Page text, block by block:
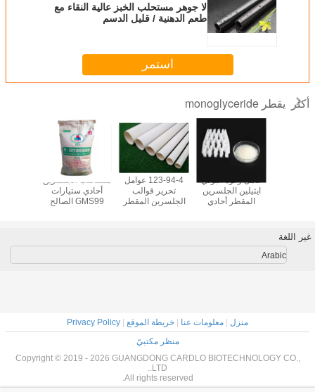
لا جوهر مستحلب الخبز عالية النقاء مع
طعم الدهنية / قليل الدسم
استمر
أكثر يقطر monoglyceride
مستحلب الجلسرين
أحادي ستيارات
GMS99 الصالح
123-94-4 عوامل
تحرير قوالب
الجلسرين المقطر
عامل رغوة البولي
ايثيلين الجلسرين
المقطر أحادي
غير اللغة
Arabic
منزل | معلومات عنا | خريطة الموقع |
Privacy Policy
منظر مكتبيّ
Copyright © 2019 - 2026 GUANGDONG CARDLO BIOTECHNOLOGY CO.,
LTD..
All rights reserved.